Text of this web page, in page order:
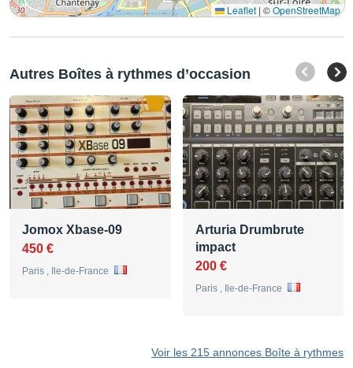
Leaflet | ©OpenStreetMap
Autres Boîtes à rythmes d’occasion
Jomox Xbase-09
450 €
Paris , Ile-de-France
Arturia Drumbrute
impact
200 €
Paris , Ile-de-France
Voir les 215 annonces Boîte à rythmes